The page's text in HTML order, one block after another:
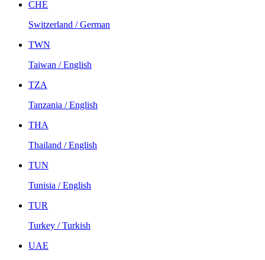
CHE
Switzerland / German
TWN
Taiwan / English
TZA
Tanzania / English
THA
Thailand / English
TUN
Tunisia / English
TUR
Turkey / Turkish
UAE